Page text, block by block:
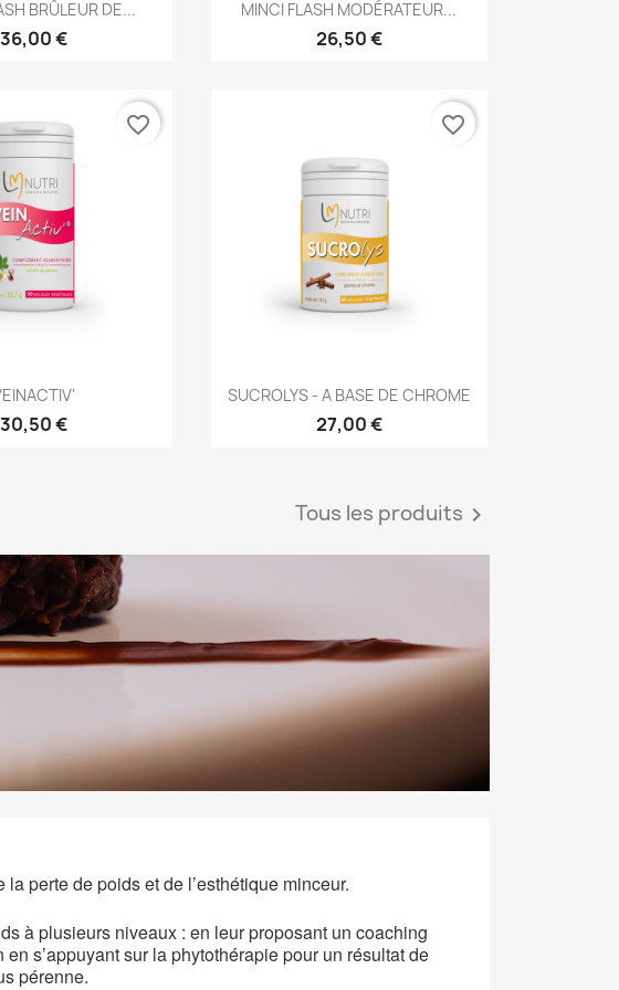
BRÛLEUR DE...
36,00 €

MINCI FLASH MODÉRATEUR...
26,50 €
rapide
30,50 €
favorite_border
Aperçu rapide
SUCROLYS - A BASE DE CHROME
27,00 €
favorite_border
Tous les produits 
perte de poids et de l’esthétique minceur.
à plusieurs niveaux : en leur proposant un coaching
s’appuyant sur la phytothérapie pour un résultat de
pérenne.